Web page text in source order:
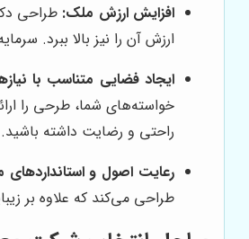
افزایش ارزش ملک: طراحی
ارزش آن را نیز بالا ببرد.
ایجاد فضایی متناسب با
خواسته‌های شما، طرحی را
راحتی و رضایت داشته باشید.
رعایت اصول و استانداردهای
طراحی می‌کند که علاوه بر